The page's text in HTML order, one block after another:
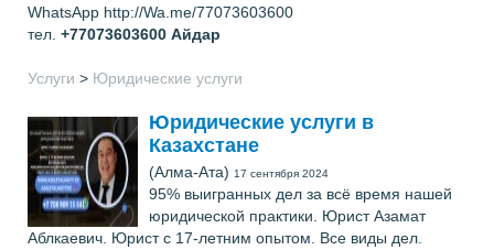
WhatsApp http://Wa.me/77073603600
тел. +77073603600 Айдар
Услуги > Юридические услуги
Юридические услуги в
Казахстане
(Алма-Ата) 17 сентября 2024
95% выигранных дел за всё время нашей
юридической практики. Юрист Азамат
Аблкаевич. Юрист с 17-летним опытом. Все виды дел.